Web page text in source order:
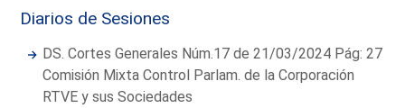
Diarios de Sesiones
DS. Cortes Generales Núm.17 de 21/03/2024 Pág: 27
Comisión Mixta Control Parlam. de la Corporación
RTVE y sus Sociedades